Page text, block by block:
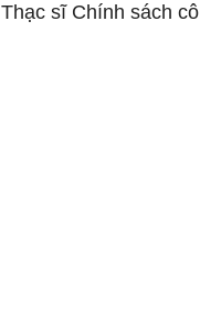
Thạc sĩ Chính sách